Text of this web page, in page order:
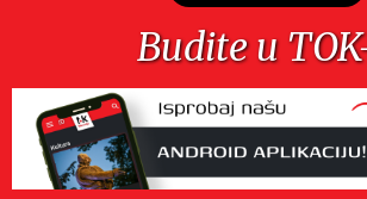
Budite u